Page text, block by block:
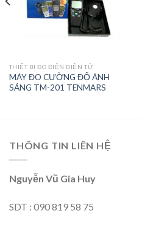
THIẾT BỊ ĐO ĐIỆN ĐIỆN TỬ
MÁY ĐO CƯỜNG ĐỘ ÁNH
SÁNG TM-201 TENMARS
THÔNG TIN LIÊN HỆ
Nguyễn Vũ Gia Huy
SDT : 090 819 58 75